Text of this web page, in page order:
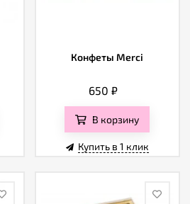
Конфеты Merci
650 ₽
В корзину
Купить в 1 клик